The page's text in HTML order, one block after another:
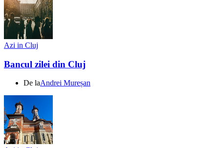
Azi in Cluj
Bancul zilei din Cluj
De laAndrei Mureșan